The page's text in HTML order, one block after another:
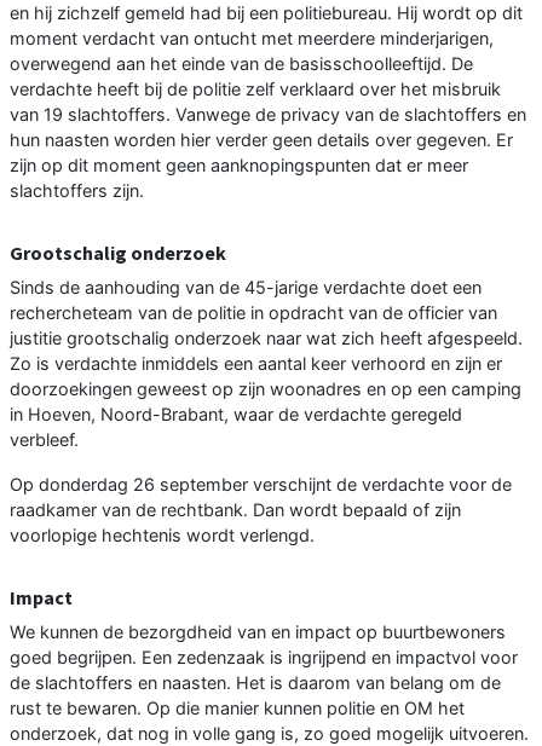
en hij zichzelf gemeld had bij een politiebureau. Hij wordt op dit
moment verdacht van ontucht met meerdere minderjarigen,
overwegend aan het einde van de basisschoolleeftijd. De
verdachte heeft bij de politie zelf verklaard over het misbruik
van 19 slachtoffers. Vanwege de privacy van de slachtoffers en
hun naasten worden hier verder geen details over gegeven. Er
zijn op dit moment geen aanknopingspunten dat er meer
slachtoffers zijn.
Grootschalig onderzoek
Sinds de aanhouding van de 45-jarige verdachte doet een
rechercheteam van de politie in opdracht van de officier van
justitie grootschalig onderzoek naar wat zich heeft afgespeeld.
Zo is verdachte inmiddels een aantal keer verhoord en zijn er
doorzoekingen geweest op zijn woonadres en op een camping
in Hoeven, Noord-Brabant, waar de verdachte geregeld
verbleef.
Op donderdag 26 september verschijnt de verdachte voor de
raadkamer van de rechtbank. Dan wordt bepaald of zijn
voorlopige hechtenis wordt verlengd.
Impact
We kunnen de bezorgdheid van en impact op buurtbewoners
goed begrijpen. Een zedenzaak is ingrijpend en impactvol voor
de slachtoffers en naasten. Het is daarom van belang om de
rust te bewaren. Op die manier kunnen politie en OM het
onderzoek, dat nog in volle gang is, zo goed mogelijk uitvoeren.